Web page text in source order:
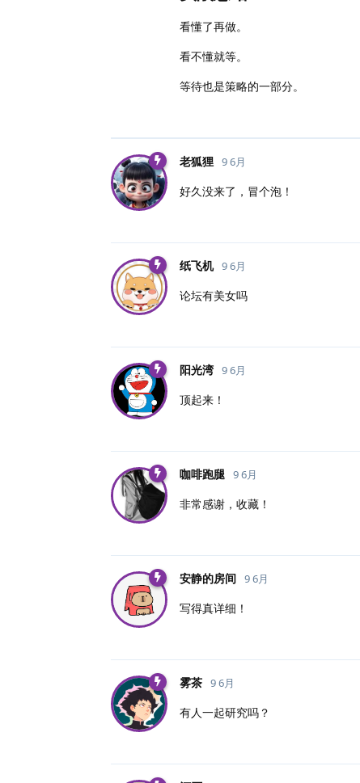
看懂了再做。
看不懂就等。
等待也是策略的一部分。
老狐狸 9 6月
好久没来了，冒个泡！
纸飞机 9 6月
论坛有美女吗
阳光湾 9 6月
顶起来！
咖啡跑腿 9 6月
非常感谢，收藏！
安静的房间 9 6月
写得真详细！
雾茶 9 6月
有人一起研究吗？